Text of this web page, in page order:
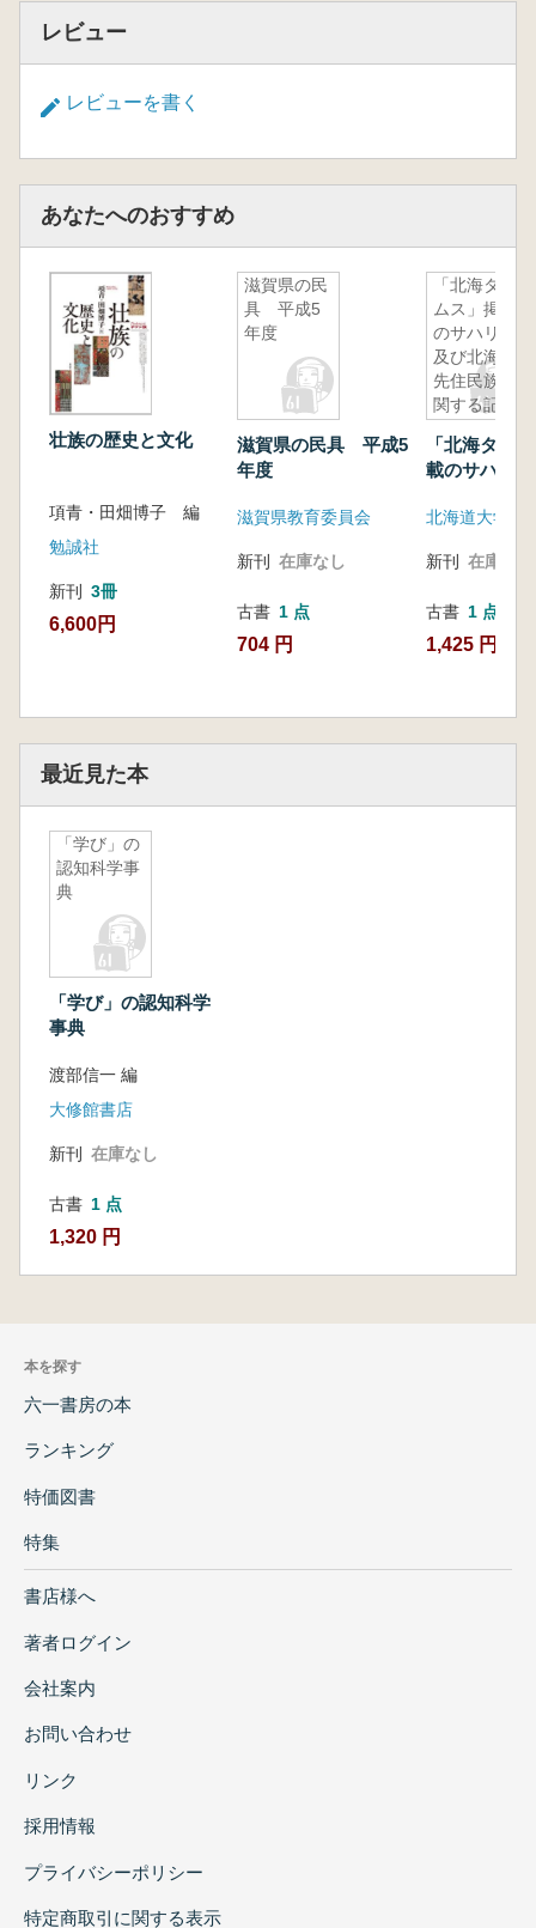
レビュー
レビューを書く
あなたへのおすすめ
壮族の歴史と文化
項青・田畑博子 編
勉誠社
新刊 3冊
6,600円
滋賀県の民
具 平成5
年度
滋賀県の民具 平成5
年度
滋賀県教育委員会
新刊 在庫なし
古書 1 点
704 円
「北海タイ
ムス」掲載
のサハリン
及び北海道
先住民族に
関する記事
ス
(1926.12.25-
「北海タイ
載のサハリ
る記事デー
1935.12.31)
新刊 在庫なし
古書 1 点
1,425 円
最近見た本
「学び」の
認知科学事
典
「学び」の認知科学
事典
渡部信一 編
大修館書店
新刊 在庫なし
古書 1 点
1,320 円
本を探す
六一書房の本
ランキング
特価図書
特集
書店様へ
著者ログイン
会社案内
お問い合わせ
リンク
採用情報
プライバシーポリシー
特定商取引に関する表示